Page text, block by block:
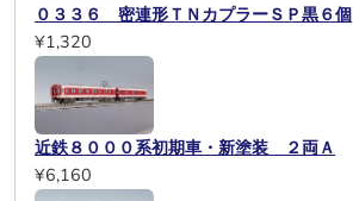
０３３６ 密連形ＴＮカプラーＳＰ黒６個
¥1,320
近鉄８０００系初期車・新塗装 ２両Ａ
¥6,160